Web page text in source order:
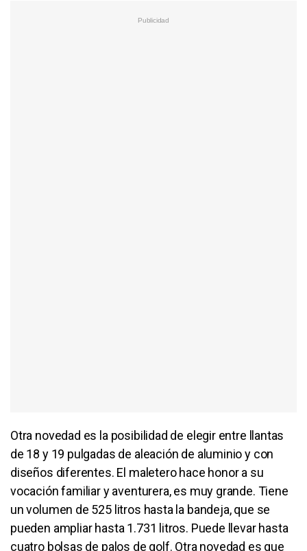
Otra novedad es la posibilidad de elegir entre llantas
de 18 y 19 pulgadas de aleación de aluminio y con
diseños diferentes. El maletero hace honor a su
vocación familiar y aventurera, es muy grande. Tiene
un volumen de 525 litros hasta la bandeja, que se
pueden ampliar hasta 1.731 litros. Puede llevar hasta
cuatro bolsas de palos de golf. Otra novedad es que